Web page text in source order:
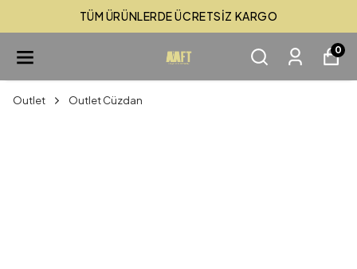
TÜM ÜRÜNLERDE ÜCRETSİZ KARGO
0
Outlet Outlet Cüzdan